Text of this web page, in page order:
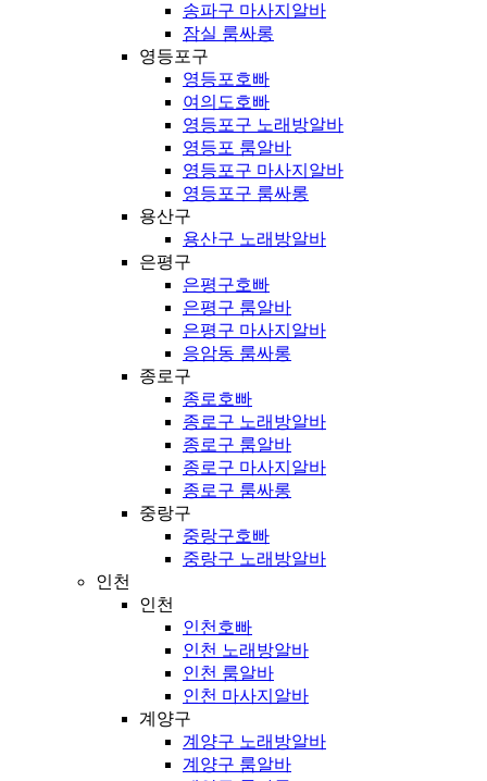
송파구 마사지알바
잠실 룸싸롱
영등포구
영등포호빠
여의도호빠
영등포구 노래방알바
영등포 룸알바
영등포구 마사지알바
영등포구 룸싸롱
용산구
용산구 노래방알바
은평구
은평구호빠
은평구 룸알바
은평구 마사지알바
응암동 룸싸롱
종로구
종로호빠
종로구 노래방알바
종로구 룸알바
종로구 마사지알바
종로구 룸싸롱
중랑구
중랑구호빠
중랑구 노래방알바
인천
인천
인천호빠
인천 노래방알바
인천 룸알바
인천 마사지알바
계양구
계양구 노래방알바
계양구 룸알바